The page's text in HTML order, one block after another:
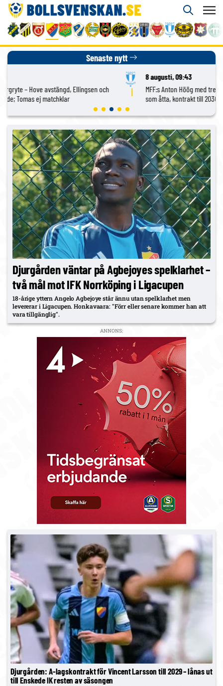
Senaste nytt
MFF:s Anton Höög med tre raka starter – Helstrup: framtidsroll
som åtta, kontrakt till 2030
Djurgården väntar på Agbejoyes spelklarhet –
två mål mot IFK Norrköping i Ligacupen
18-årige yttern Angelo Agbejoye står ännu utan spelklarhet men
levererar i Ligacupen. Honkavaara: "Förr eller senare kommer han att
vara tillgänglig".
ANNONS:
Djurgården: A‑lagskontrakt för Vincent Larsson till 2029 – lånas ut
till Enskede IK resten av säsongen